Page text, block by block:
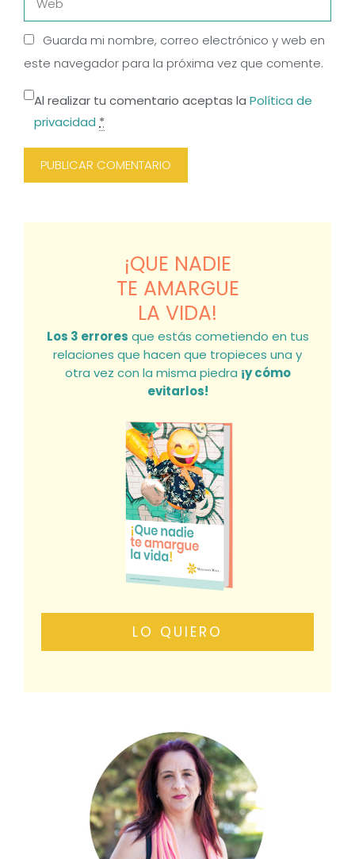
Guarda mi nombre, correo electrónico y web en
este navegador para la próxima vez que comente.
Al realizar tu comentario aceptas la Política de
privacidad *
¡QUE NADIE
TE AMARGUE
LA VIDA!
Los 3 errores que estás cometiendo en tus
relaciones que hacen que tropieces una y
otra vez con la misma piedra ¡y cómo
evitarlos!
LO QUIERO